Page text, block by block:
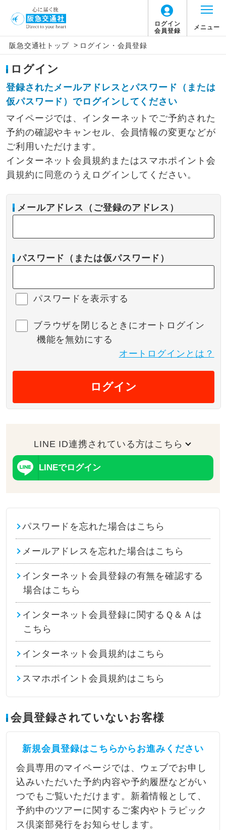
ログイン
会員登録
メニュー
阪急交通社トップ > ログイン・会員登録
ログイン
登録されたメールアドレスとパスワード（または
仮パスワード）でログインしてください
マイページでは、インターネットでご予約された
予約の確認やキャンセル、会員情報の変更などが
ご利用いただけます。
インターネット会員規約またはスマホポイント会
員規約に同意のうえログインしてください。
メールアドレス（ご登録のアドレス）
パスワード（または仮パスワード）
パスワードを表示する
ブラウザを閉じるときにオートログイン
機能を無効にする
オートログインとは？
ログイン
LINE ID連携されている方はこちら
LINEでログイン
パスワードを忘れた場合はこちら
メールアドレスを忘れた場合はこちら
インターネット会員登録の有無を確認する
場合はこちら
インターネット会員登録に関するＱ＆Ａは
こちら
インターネット会員規約はこちら
スマホポイント会員規約はこちら
会員登録されていないお客様
新規会員登録はこちらからお進みください
会員専用のマイページでは、ウェブでお申し
込みいただいた予約内容や予約履歴などがい
つでもご覧いただけます。新着情報として、
予約中のツアーに関するご案内やトラピック
ス倶楽部発行をお知らせします。